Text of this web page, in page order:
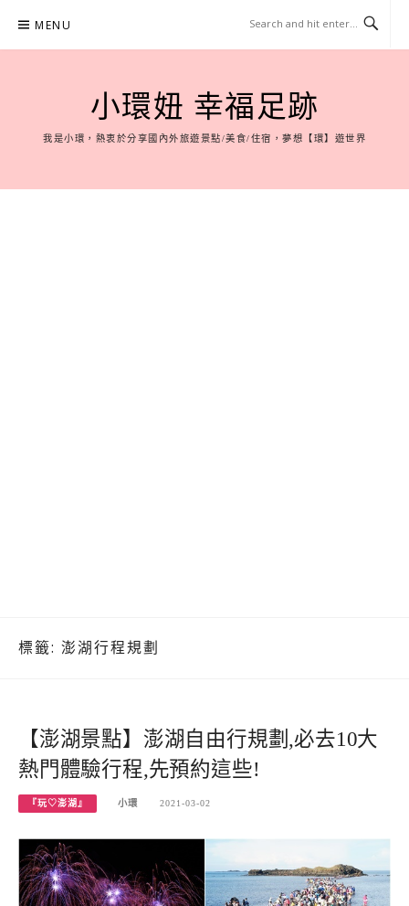
content
MENU
小環妞 幸福足跡
我是小環，熱衷於分享國內外旅遊景點/美食/住宿，夢想【環】遊世界
標籤: 澎湖行程規劃
【澎湖景點】澎湖自由行規劃,必去10大
熱門體驗行程,先預約這些!
『玩♡澎湖』 小環 2021-03-02